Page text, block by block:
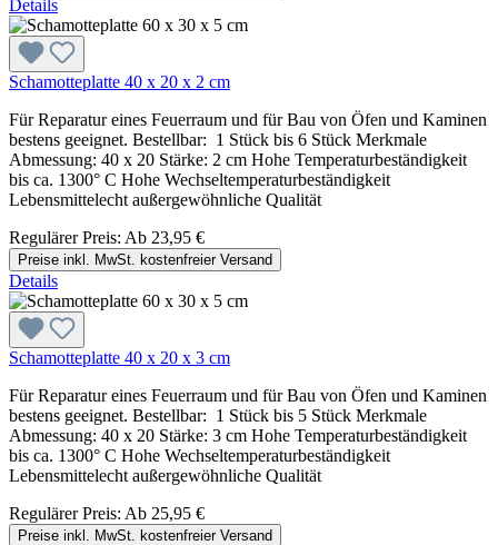
Details
Schamotteplatte 40 x 20 x 2 cm
Für Reparatur eines Feuerraum und für Bau von Öfen und Kaminen
bestens geeignet. Bestellbar: 1 Stück bis 6 Stück Merkmale
Abmessung: 40 x 20 Stärke: 2 cm Hohe Temperaturbeständigkeit
bis ca. 1300° C Hohe Wechseltemperaturbeständigkeit
Lebensmittelecht außergewöhnliche Qualität
Regulärer Preis: Ab 23,95 €
Preise inkl. MwSt. kostenfreier Versand
Details
Schamotteplatte 40 x 20 x 3 cm
Für Reparatur eines Feuerraum und für Bau von Öfen und Kaminen
bestens geeignet. Bestellbar: 1 Stück bis 5 Stück Merkmale
Abmessung: 40 x 20 Stärke: 3 cm Hohe Temperaturbeständigkeit
bis ca. 1300° C Hohe Wechseltemperaturbeständigkeit
Lebensmittelecht außergewöhnliche Qualität
Regulärer Preis: Ab 25,95 €
Preise inkl. MwSt. kostenfreier Versand